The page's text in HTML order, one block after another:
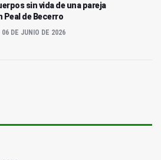
sin vida de una pareja
Peal de Becerro
06 DE JUNIO DE 2026